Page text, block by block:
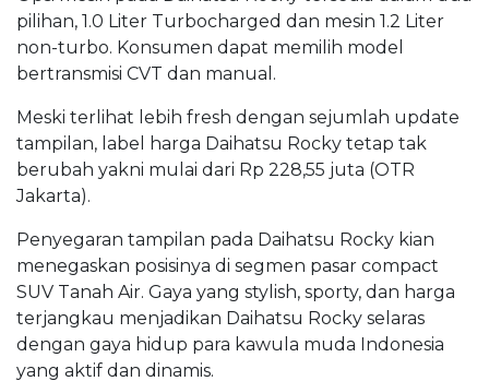
pilihan, 1.0 Liter Turbocharged dan mesin 1.2 Liter
non-turbo. Konsumen dapat memilih model
bertransmisi CVT dan manual.
Meski terlihat lebih fresh dengan sejumlah update
tampilan, label harga Daihatsu Rocky tetap tak
berubah yakni mulai dari Rp 228,55 juta (OTR
Jakarta).
Penyegaran tampilan pada Daihatsu Rocky kian
menegaskan posisinya di segmen pasar compact
SUV Tanah Air. Gaya yang stylish, sporty, dan harga
terjangkau menjadikan Daihatsu Rocky selaras
dengan gaya hidup para kawula muda Indonesia
yang aktif dan dinamis.